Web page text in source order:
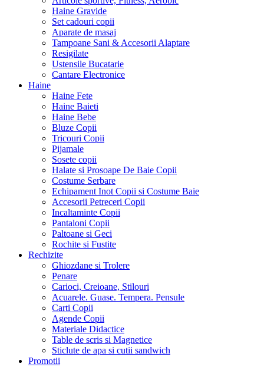
Haine Gravide
Set cadouri copii
Aparate de masaj
Tampoane Sani & Accesorii Alaptare
Resigilate
Ustensile Bucatarie
Cantare Electronice
Haine
Haine Fete
Haine Baieti
Haine Bebe
Bluze Copii
Tricouri Copii
Pijamale
Sosete copii
Halate si Prosoape De Baie Copii
Costume Serbare
Echipament Inot Copii si Costume Baie
Accesorii Petreceri Copii
Incaltaminte Copii
Pantaloni Copii
Paltoane si Geci
Rochite si Fustite
Rechizite
Ghiozdane si Trolere
Penare
Carioci, Creioane, Stilouri
Acuarele. Guase. Tempera. Pensule
Carti Copii
Agende Copii
Materiale Didactice
Table de scris si Magnetice
Sticlute de apa si cutii sandwich
Promotii